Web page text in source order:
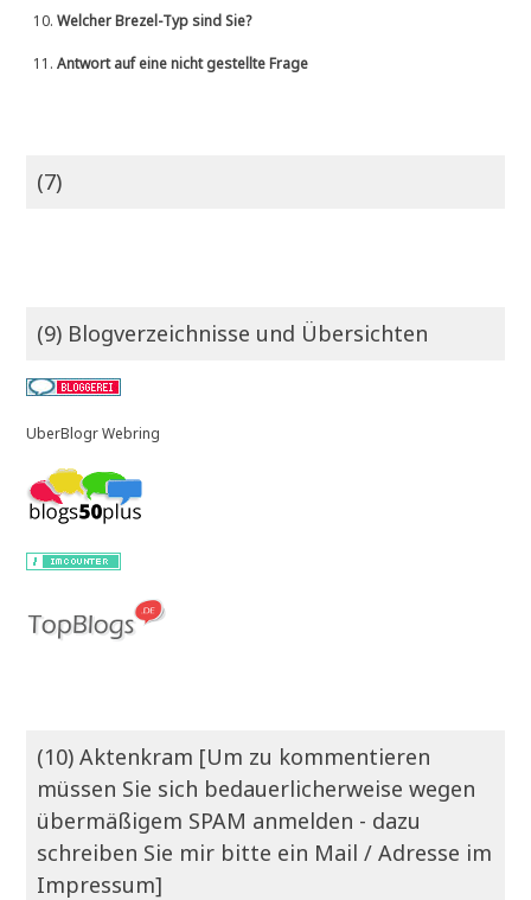
10.Welcher Brezel-Typ sind Sie?
11.Antwort auf eine nicht gestellte Frage
(7)
(9) Blogverzeichnisse und Übersichten
UberBlogr Webring
(10) Aktenkram [Um zu kommentieren
müssen Sie sich bedauerlicherweise wegen
übermäßigem SPAM anmelden - dazu
schreiben Sie mir bitte ein Mail / Adresse im
Impressum]